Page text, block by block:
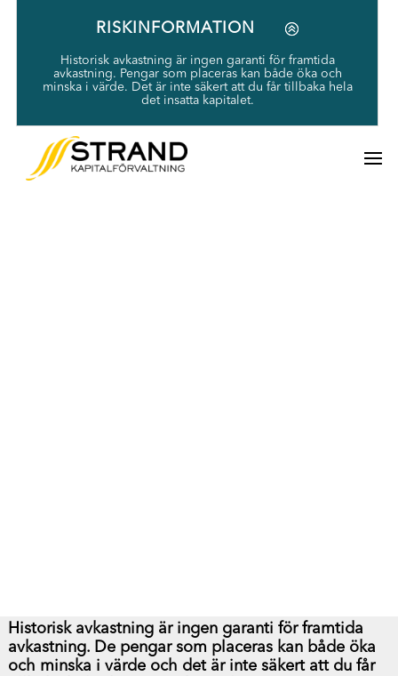
RISKINFORMATION
Historisk avkastning är ingen garanti för framtida
avkastning. Pengar som placeras kan både öka och
minska i värde. Det är inte säkert att du får tillbaka hela
det insatta kapitalet.
Historisk avkastning är ingen garanti för framtida
avkastning. De pengar som placeras kan både öka
och minska i värde och det är inte säkert att du får